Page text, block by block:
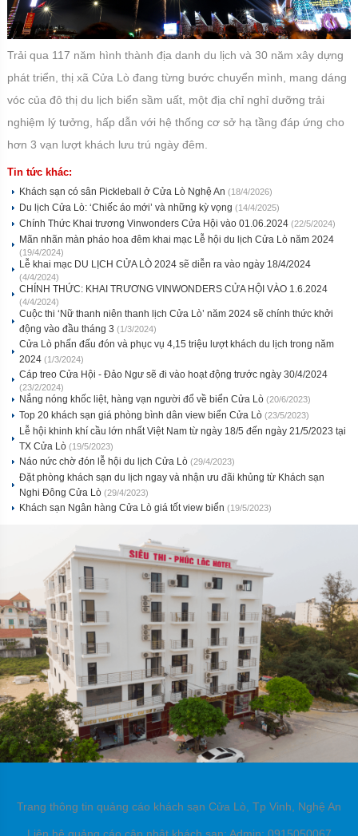
Trải qua 117 năm hình thành địa danh du lịch và 30 năm xây dựng
phát triển, thị xã Cửa Lò đang từng bước chuyển mình, mang dáng
vóc của đô thị du lịch biển sầm uất, một địa chỉ nghỉ dưỡng trải
nghiệm lý tưởng, hấp dẫn với hệ thống cơ sở hạ tầng đáp ứng cho
hơn 3 vạn lượt khách lưu trú ngày đêm.
Tin tức khác:
Khách sạn có sân Pickleball ở Cửa Lò Nghệ An (18/4/2026)
Du lịch Cửa Lò: ‘Chiếc áo mới’ và những kỳ vọng (14/4/2025)
Chính Thức Khai trương Vinwonders Cửa Hội vào 01.06.2024 (22/5/2024)
Mãn nhãn màn pháo hoa đêm khai mạc Lễ hội du lịch Cửa Lò năm 2024
(19/4/2024)
Lễ khai mạc DU LỊCH CỬA LÒ 2024 sẽ diễn ra vào ngày 18/4/2024
(4/4/2024)
CHÍNH THỨC: KHAI TRƯƠNG VINWONDERS CỬA HỘI VÀO 1.6.2024
(4/4/2024)
Cuộc thi ‘Nữ thanh niên thanh lịch Cửa Lò’ năm 2024 sẽ chính thức khởi
động vào đầu tháng 3 (1/3/2024)
Cửa Lò phấn đấu đón và phục vụ 4,15 triệu lượt khách du lịch trong năm
2024 (1/3/2024)
Cáp treo Cửa Hội - Đảo Ngư sẽ đi vào hoạt động trước ngày 30/4/2024
(23/2/2024)
Nắng nóng khốc liệt, hàng vạn người đổ về biển Cửa Lò (20/6/2023)
Top 20 khách sạn giá phòng bình dân view biển Cửa Lò (23/5/2023)
Lễ hội khinh khí cầu lớn nhất Việt Nam từ ngày 18/5 đến ngày 21/5/2023 tại
TX Cửa Lò (19/5/2023)
Náo nức chờ đón lễ hội du lịch Cửa Lò (29/4/2023)
Đặt phòng khách sạn du lịch ngay và nhận ưu đãi khủng từ Khách sạn
Nghi Đông Cửa Lò (29/4/2023)
Khách sạn Ngân hàng Cửa Lò giá tốt view biển (19/5/2023)
Trang thông tin quảng cáo khách sạn Cửa Lò, Tp Vinh, Nghệ An